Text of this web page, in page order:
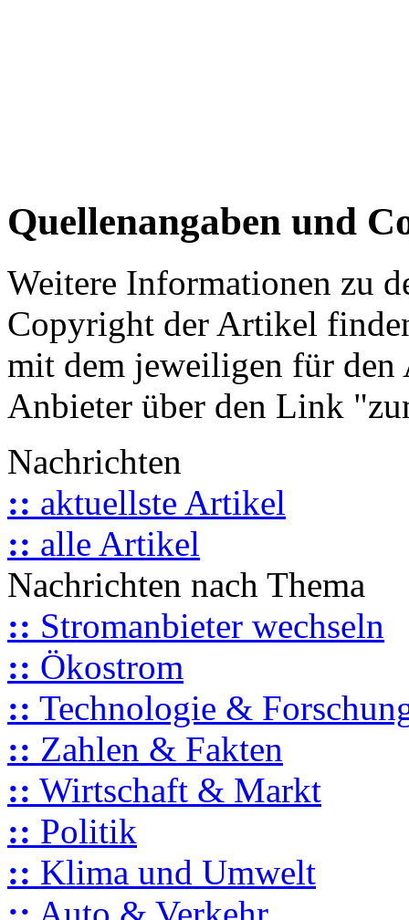
Quellenangaben und
Weitere Informationen zu
Copyright der Artikel
mit dem jeweiligen für
Anbieter über den Link
Nachrichten
:: aktuellste Artikel
:: alle Artikel
Nachrichten nach Thema
:: Stromanbieter wechseln
:: Ökostrom
:: Technologie &
:: Zahlen & Fakten
:: Wirtschaft & Markt
:: Politik
:: Klima und Umwelt